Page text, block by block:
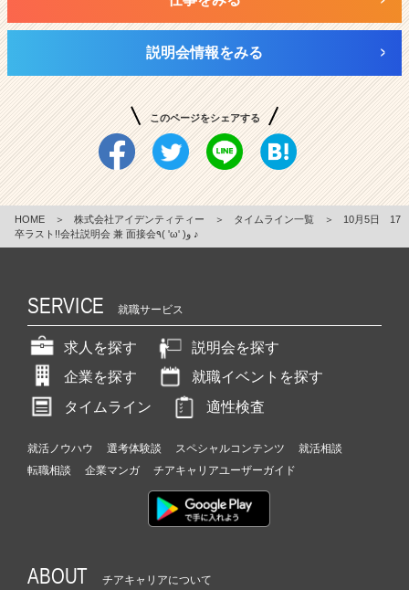
説明会情報をみる
このページをシェアする
HOME ＞ 株式会社アイデンティティー ＞ タイムライン一覧 ＞
10月5日 17
卒ラスト!!会社説明会 兼 面接会٩( 'ω' )و ♪
SERVICE 就職サービス
求人を探す
説明会を探す
企業を探す
就職イベントを探す
タイムライン
適性検査
就活ノウハウ 選考体験談 スペシャルコンテンツ
就活相談
転職相談
企業マンガ チアキャリアユーザーガイド
ABOUT チアキャリアについて